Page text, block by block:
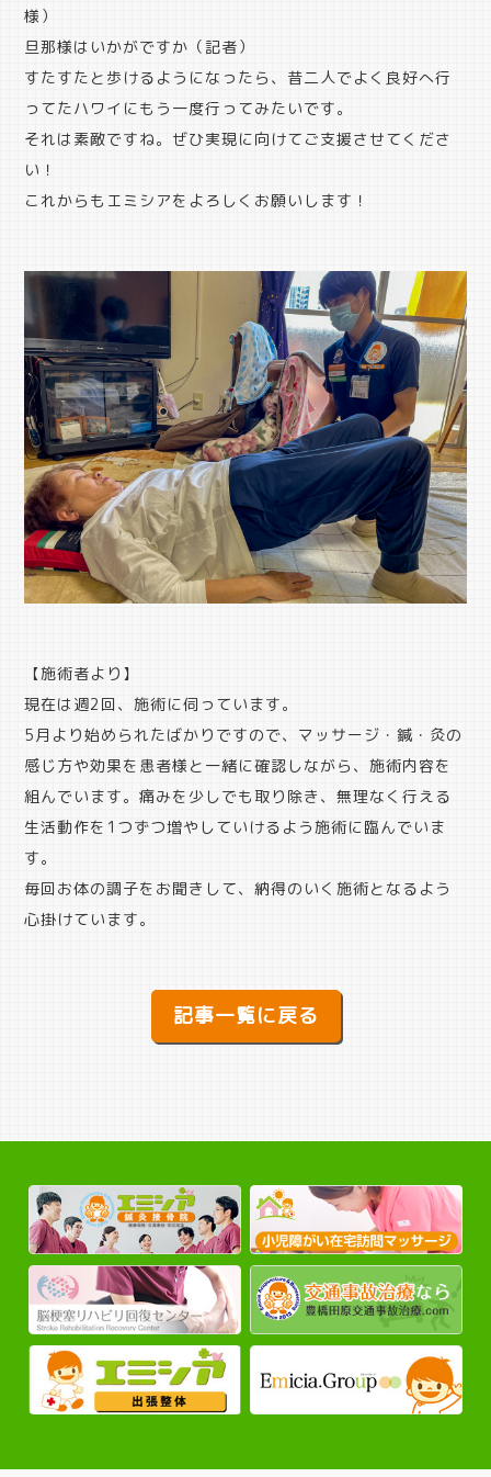
様）
旦那様はいかがですか（記者）
すたすたと歩けるようになったら、昔二人でよく良好へ行
ってたハワイにもう一度行ってみたいです。
それは素敵ですね。ぜひ実現に向けてご支援させてくださ
い！
これからもエミシアをよろしくお願いします！
【施術者より】
現在は週2回、施術に伺っています。
5月より始められたばかりですので、マッサージ・鍼・灸の
感じ方や効果を患者様と一緒に確認しながら、施術内容を
組んでいます。痛みを少しでも取り除き、無理なく行える
生活動作を1つずつ増やしていけるよう施術に臨んでいま
す。
毎回お体の調子をお聞きして、納得のいく施術となるよう
心掛けています。
記事一覧に戻る